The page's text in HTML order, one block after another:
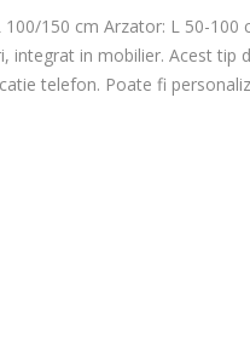
100/150 cm Arzator: L 50-
integrat in mobilier. Acest
telefon. Poate fi